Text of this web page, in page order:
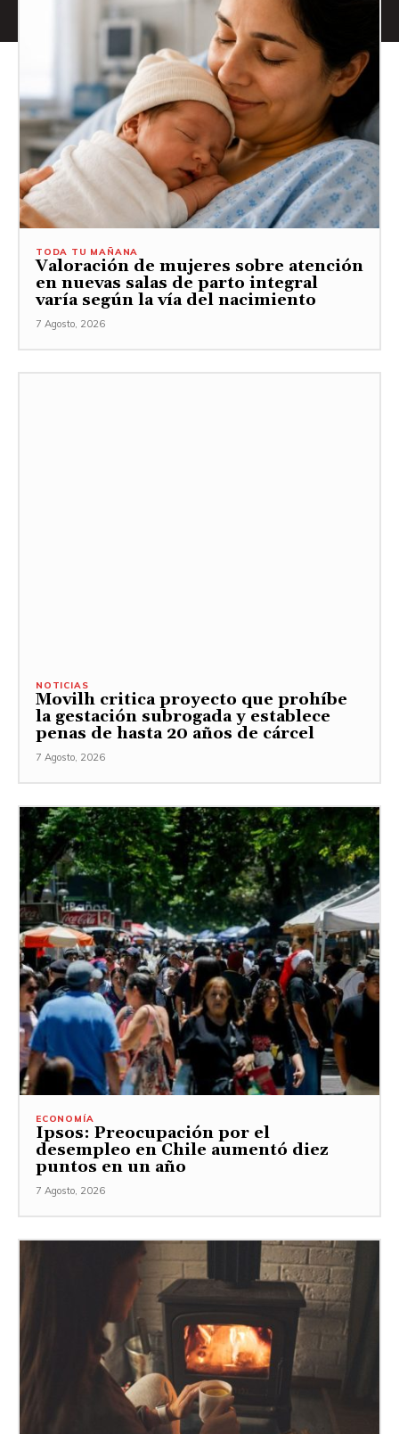
TODA TU MAÑANA
Valoración de mujeres sobre atención
en nuevas salas de parto integral
varía según la vía del nacimiento
7 Agosto, 2026
NOTICIAS
Movilh critica proyecto que prohíbe
la gestación subrogada y establece
penas de hasta 20 años de cárcel
7 Agosto, 2026
ECONOMÍA
Ipsos: Preocupación por el
desempleo en Chile aumentó diez
puntos en un año
7 Agosto, 2026